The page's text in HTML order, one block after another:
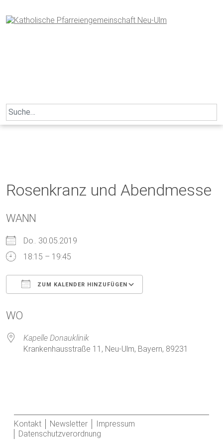
to
content
Search
for:
Rosenkranz und Abendmesse
WANN
Do.. 30.05.2019
18:15 – 19:45
ZUM KALENDER HINZUFÜGEN
WO
Kapelle Donauklinik
Krankenhausstraße 11, Neu-Ulm, Bayern, 89231
Kontakt Newsletter
Impressum
Datenschutzverordnung